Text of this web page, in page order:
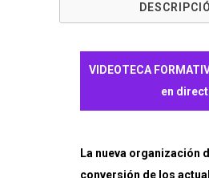
justicia
VIDEOTECA
en
La nueva organización
conversión de los